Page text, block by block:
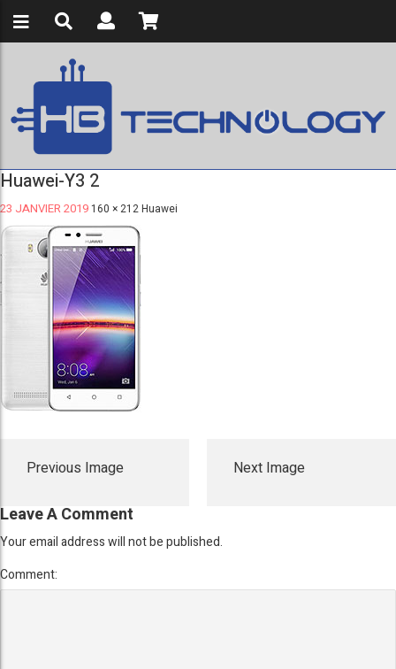
Huawei-Y3 2
23 JANVIER 2019 160 × 212Huawei
Previous Image Next Image
Leave A Comment
Your email address will not be published.
Comment: